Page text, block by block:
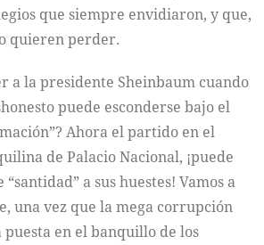
que siempre envidiaron, y que,
quieren perder.
a la presidente Sheinbaum cuando
puede esconderse bajo el
Ahora el partido en el
de Palacio Nacional, ¡puede
a sus huestes! Vamos a
una vez que la mega corrupción
en el banquillo de los